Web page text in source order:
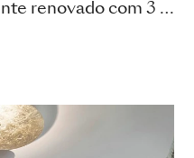
apartamento recentemente renovado com 3 quartos